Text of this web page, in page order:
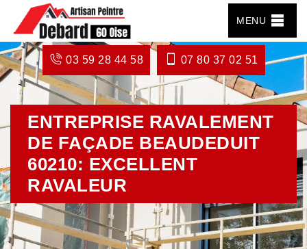
MENU
03 59 28 44 58 07 80 37 02 51
ENTREPRISE RAVALEMENT
DE FAÇADE BEAUDEDUIT
60210: EXCELLENT
RAVALEUR